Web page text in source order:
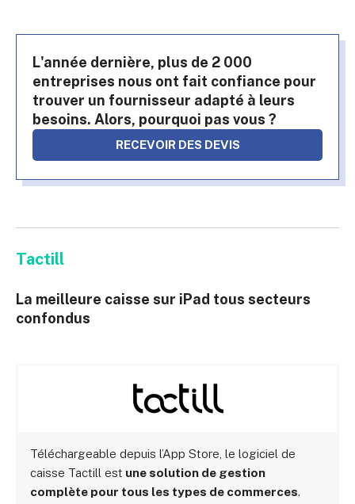
L'année dernière, plus de 2 000
entreprises nous ont fait confiance pour
trouver un fournisseur adapté à leurs
besoins. Alors, pourquoi pas vous ?
RECEVOIR DES DEVIS
Tactill
La meilleure caisse sur iPad tous secteurs
confondus
Téléchargeable depuis l’App Store, le logiciel de
caisse Tactill est une solution de gestion
complète pour tous les types de commerces.